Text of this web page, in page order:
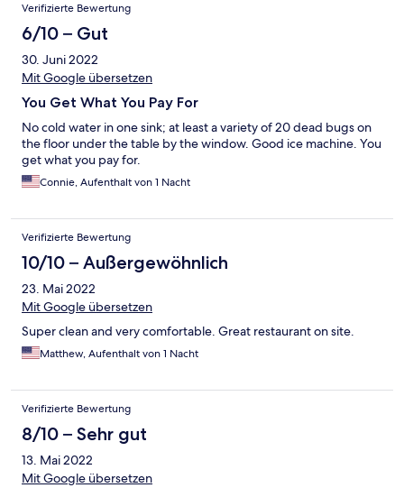
Verifizierte Bewertung
6/10 – Gut
30. Juni 2022
Mit Google übersetzen
You Get What You Pay For
No cold water in one sink; at least a variety of 20 dead bugs on
the floor under the table by the window. Good ice machine. You
get what you pay for.
Connie, Aufenthalt von 1 Nacht
Verifizierte Bewertung
10/10 – Außergewöhnlich
23. Mai 2022
Mit Google übersetzen
Super clean and very comfortable. Great restaurant on site.
Matthew, Aufenthalt von 1 Nacht
Verifizierte Bewertung
8/10 – Sehr gut
13. Mai 2022
Mit Google übersetzen